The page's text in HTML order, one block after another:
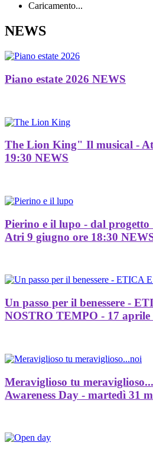
Caricamento...
NEWS
Piano estate 2026 NEWS
The Lion King" Il musical -
19:30 NEWS
Pierino e il lupo - dal
Atri 9 giugno ore 18:30
Un passo per il benessere -
NOSTRO TEMPO - 17 aprile
Meraviglioso tu
Awareness Day - martedì 31